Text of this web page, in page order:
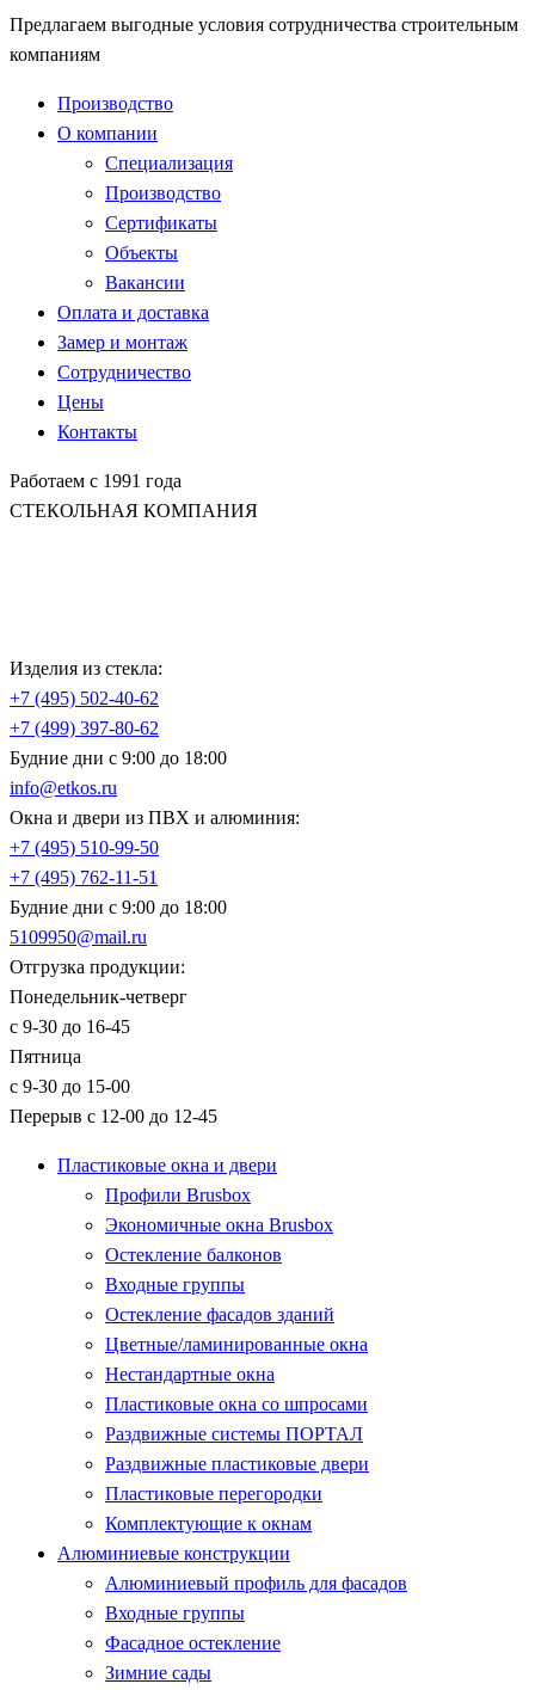
Предлагаем выгодные условия сотрудничества строительным
компаниям
Производство
О компании
Специализация
Производство
Сертификаты
Объекты
Вакансии
Оплата и доставка
Замер и монтаж
Сотрудничество
Цены
Контакты
Работаем с 1991 года
СТЕКОЛЬНАЯ КОМПАНИЯ
Изделия из стекла:
+7 (495) 502-40-62
+7 (499) 397-80-62
Будние дни с 9:00 до 18:00
info@etkos.ru
Окна и двери из ПВХ и алюминия:
+7 (495) 510-99-50
+7 (495) 762-11-51
Будние дни с 9:00 до 18:00
5109950@mail.ru
Отгрузка продукции:
Понедельник-четверг
с 9-30 до 16-45
Пятница
с 9-30 до 15-00
Перерыв с 12-00 до 12-45
Пластиковые окна и двери
Профили Brusbox
Экономичные окна Brusbox
Остекление балконов
Входные группы
Остекление фасадов зданий
Цветные/ламинированные окна
Нестандартные окна
Пластиковые окна со шпросами
Раздвижные системы ПОРТАЛ
Раздвижные пластиковые двери
Пластиковые перегородки
Комплектующие к окнам
Алюминиевые конструкции
Алюминиевый профиль для фасадов
Входные группы
Фасадное остекление
Зимние сады